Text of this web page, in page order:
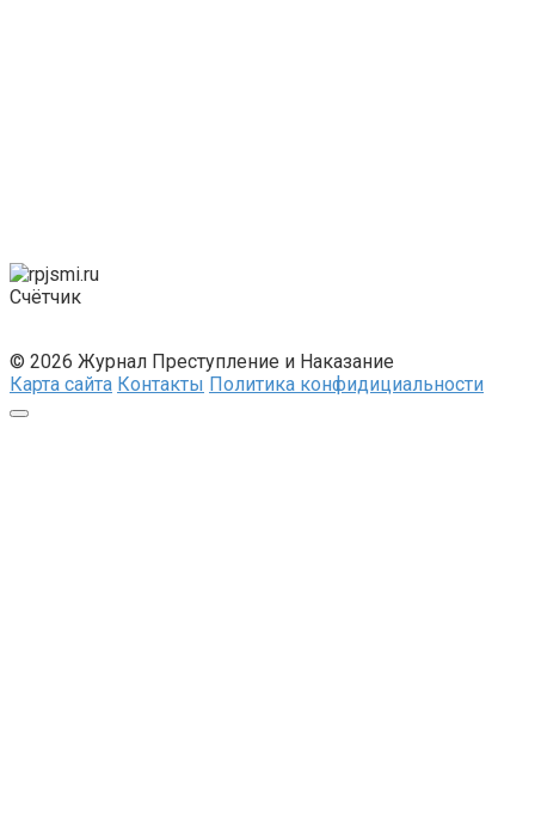
Счётчик
© 2026 Журнал Преступление и Наказание
Карта сайта Контакты Политика конфидициальности